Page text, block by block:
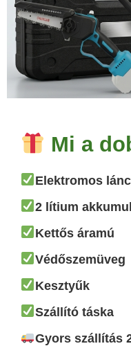
Mi a
Elektromos
2 lítium
Kettős áramú
Védőszemüveg
Kesztyűk
Szállító táska
Gyors szállítás